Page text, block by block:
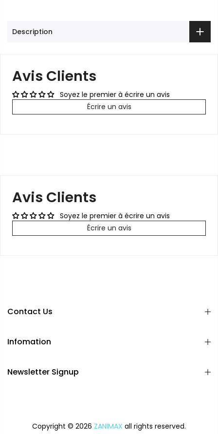
Description
Avis Clients
Soyez le premier à écrire un avis
Écrire un avis
Avis Clients
Soyez le premier à écrire un avis
Écrire un avis
Contact Us
Infomation
Newsletter Signup
Copyright © 2026 ZANIMAX all rights reserved.